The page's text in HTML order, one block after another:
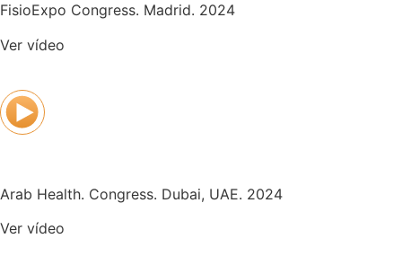
FisioExpo Congress. Madrid. 2024
Ver vídeo
Arab Health. Congress. Dubai, UAE. 2024
Ver vídeo